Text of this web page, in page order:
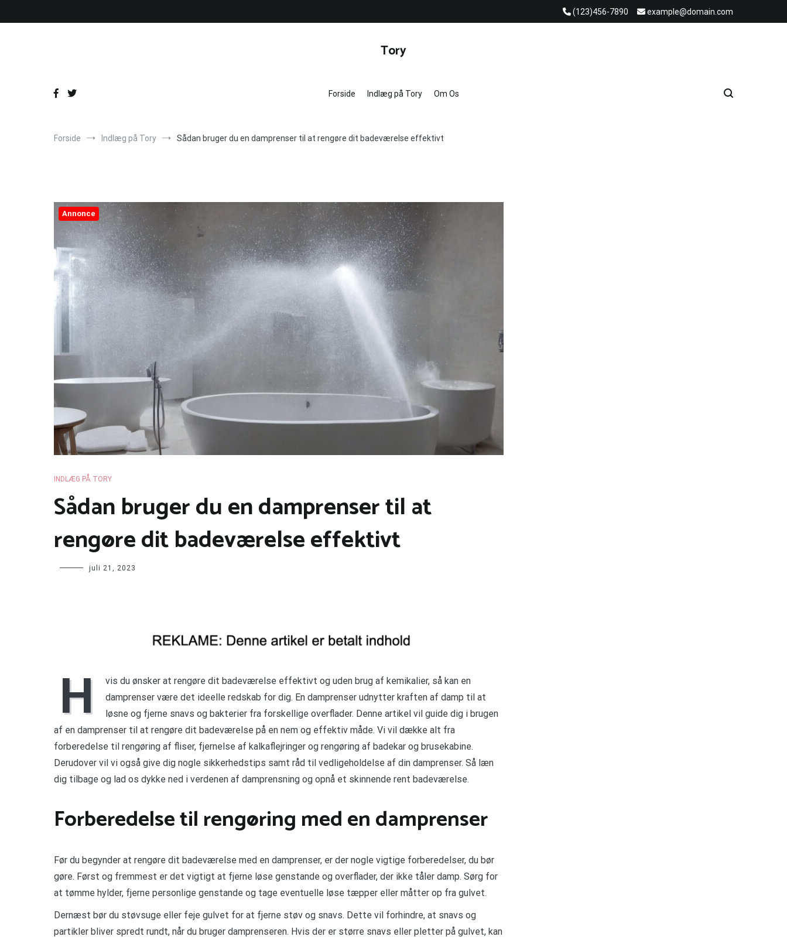
(123)456-7890 example@domain.com
Tory
Forside Indlæg på Tory Om Os
Forside Indlæg på Tory Sådan bruger du en damprenser til at rengøre dit badeværelse effektivt
Annonce
INDLÆG PÅ TORY
Sådan bruger du en damprenser til at
rengøre dit badeværelse effektivt
juli 21, 2023
H
vis du ønsker at rengøre dit badeværelse effektivt og uden brug af kemikalier, så kan en
damprenser være det ideelle redskab for dig. En damprenser udnytter kraften af damp til at
løsne og fjerne snavs og bakterier fra forskellige overflader. Denne artikel vil guide dig i brugen
af en damprenser til at rengøre dit badeværelse på en nem og effektiv måde. Vi vil dække alt fra
forberedelse til rengøring af fliser, fjernelse af kalkaflejringer og rengøring af badekar og brusekabine.
Derudover vil vi også give dig nogle sikkerhedstips samt råd til vedligeholdelse af din damprenser. Så læn
dig tilbage og lad os dykke ned i verdenen af damprensning og opnå et skinnende rent badeværelse.
Forberedelse til rengøring med en damprenser
Før du begynder at rengøre dit badeværelse med en damprenser, er der nogle vigtige forberedelser, du bør
gøre. Først og fremmest er det vigtigt at fjerne løse genstande og overflader, der ikke tåler damp. Sørg for
at tømme hylder, fjerne personlige genstande og tage eventuelle løse tæpper eller måtter op fra gulvet.
Dernæst bør du støvsuge eller feje gulvet for at fjerne støv og snavs. Dette vil forhindre, at snavs og
partikler bliver spredt rundt, når du bruger damprenseren. Hvis der er større snavs eller pletter på gulvet, kan